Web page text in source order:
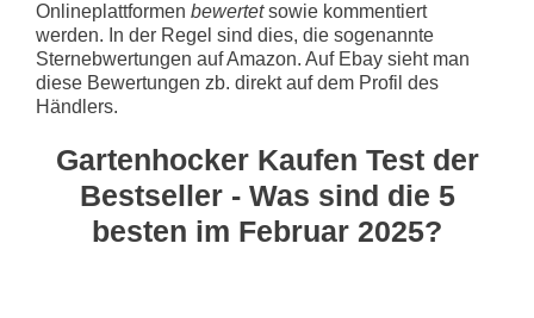
Onlineplattformen bewertetsowie kommentiert
werden. In der Regel sind dies, die sogenannte
Sternebwertungen auf Amazon. Auf Ebay sieht man
diese Bewertungen zb. direkt auf dem Profil des
Händlers.
Gartenhocker Kaufen Test der
Bestseller - Was sind die 5
besten im Februar 2025?